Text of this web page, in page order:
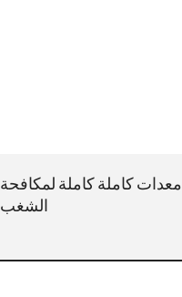
معدات كاملة كاملة لمكافحة
الشغب